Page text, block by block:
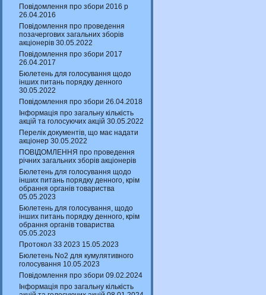
Повідомлення про збори 2016 р
26.04.2016
Повідомлення про проведення
позачергових загальних зборів
акціонерів 30.05.2022
Повідомлення про збори 2017
26.04.2017
Бюлетень для голосування щодо
інших питань порядку денного
30.05.2022
Повідомлення про збори 26.04.2018
Інформація про загальну кількість
акцій та голосуючих акцій 30.05.2022
Перелік документів, що має надати
акціонер 30.05.2022
ПОВІДОМЛЕННЯ про проведення
річних загальних зборів акціонерів
Бюлетень для голосування щодо
інших питань порядку денного, крім
обрання органів товариства
05.05.2023
Бюлетень для голосування, щодо
інших питань порядку денного, крім
обрання органів товариства
05.05.2023
Протокол ЗЗ 2023 15.05.2023
Бюлетень No2 для кумулятивного
голосування 10.05.2023
Повідомлення про збори 09.02.2024
Інформація про загальну кількість